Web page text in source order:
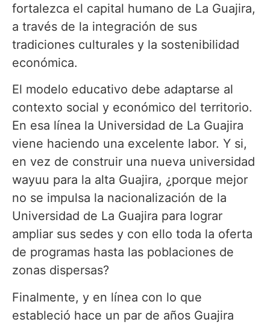
fortalezca el capital humano de La Guajira,
a través de la integración de sus
tradiciones culturales y la sostenibilidad
económica.
El modelo educativo debe adaptarse al
contexto social y económico del territorio.
En esa línea la Universidad de La Guajira
viene haciendo una excelente labor. Y si,
en vez de construir una nueva universidad
wayuu para la alta Guajira, ¿porque mejor
no se impulsa la nacionalización de la
Universidad de La Guajira para lograr
ampliar sus sedes y con ello toda la oferta
de programas hasta las poblaciones de
zonas dispersas?
Finalmente, y en línea con lo que
estableció hace un par de años Guajira